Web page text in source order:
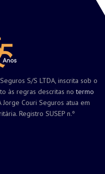
S/S LTDA, inscrita sob o
às regras descritas notermo
Jorge Couri Seguros atua em
Registro SUSEP n.º